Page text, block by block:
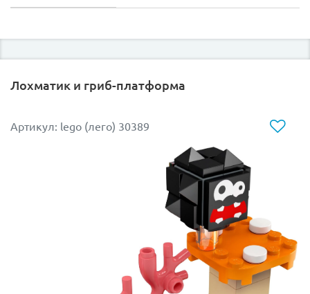
Лохматик и гриб-платформа
Артикул: lego (лего) 30389